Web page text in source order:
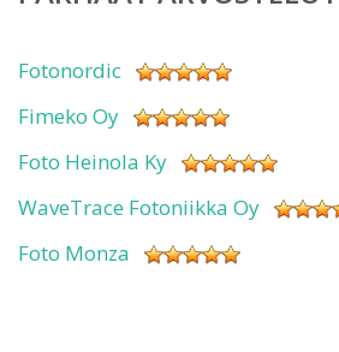
Fotonordic
Fimeko Oy
Foto Heinola Ky
WaveTrace Fotoniikka Oy
Foto Monza